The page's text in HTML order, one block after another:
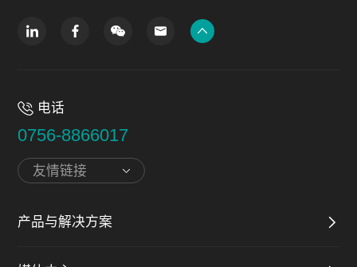
电话
0756-8866017
友情链接
产品与解决方案